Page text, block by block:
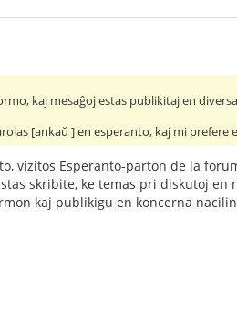
kaj mesaĝoj estas publikitaj en
[ankaŭ ] en esperanto, kaj mi
vizitos Esperanto-parton de la
skribite, ke temas pri diskutoj
kaj publikigu en koncerna